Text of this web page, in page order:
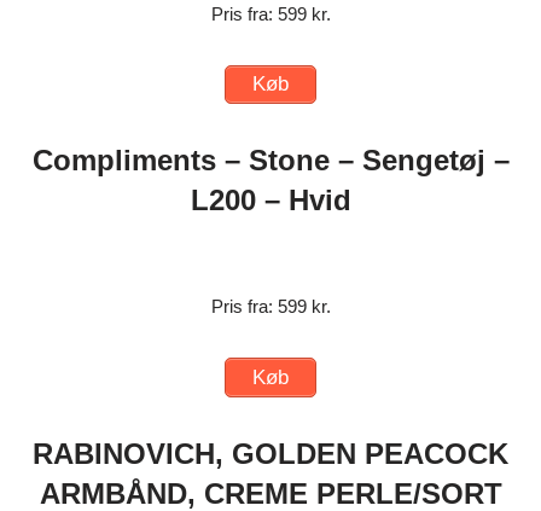
Pris fra: 599 kr.
Køb
Compliments – Stone – Sengetøj –
L200 – Hvid
Pris fra: 599 kr.
Køb
RABINOVICH, GOLDEN PEACOCK
ARMBÅND, CREME PERLE/SORT